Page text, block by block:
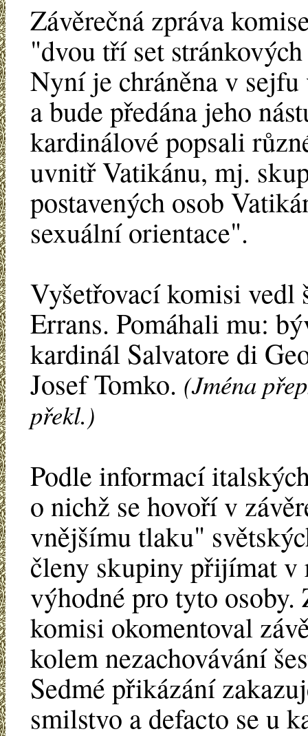
Závěrečná zpráva
"dvou tří set
Nyní je chráněna v sejfu
a bude předána jeho
kardinálové popsali
uvnitř Vatikánu, mj.
postavených osob
sexuální orientace".
Vyšetřovací komisi vedl
Errans. Pomáhali mu:
kardinál Salvatore di
Josef Tomko. (Jména
překl.)
Podle informací
o nichž se hovoří v
vnějšímu tlaku"
členy skupiny přijímat v
výhodné pro tyto
komisi okomentoval
kolem nezachovávání
Sedmé přikázání
smilstvo a defacto se u